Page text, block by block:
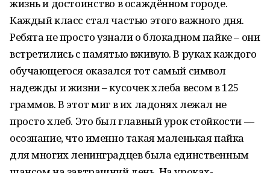
жизнь и достоинство в осаждённом городе.
Каждый класс стал частью этого важного дня.
Ребята не просто узнали о блокадном пайке – они
встретились с памятью вживую. В руках каждого
обучающегося оказался тот самый символ
надежды и жизни – кусочек хлеба весом в 125
граммов. В этот миг в их ладонях лежал не
просто хлеб. Это был главный урок стойкости —
осознание, что именно такая маленькая пайка
для многих ленинградцев была единственным